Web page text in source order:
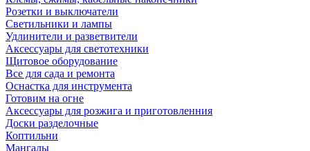
Розетки и выключатели
Светильники и лампы
Удлинители и разветвители
Аксессуары для светотехники
Щитовое оборудование
Все для сада и ремонта
Оснастка для инструмента
Готовим на огне
Аксессуары для розжига и приготовленния
Доски разделочные
Коптильни
Мангалы